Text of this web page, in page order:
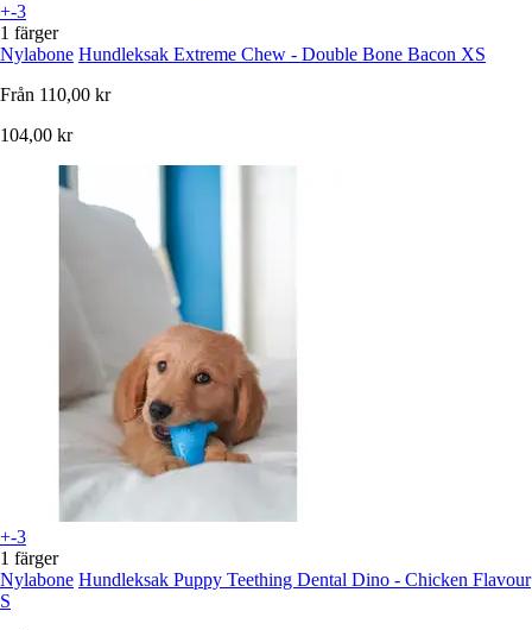
+-3
1 färger
Nylabone Hundleksak Extreme Chew - Double Bone Bacon XS
Från 110,00 kr
104,00 kr
+-3
1 färger
Nylabone Hundleksak Puppy Teething Dental Dino - Chicken Flavour
S